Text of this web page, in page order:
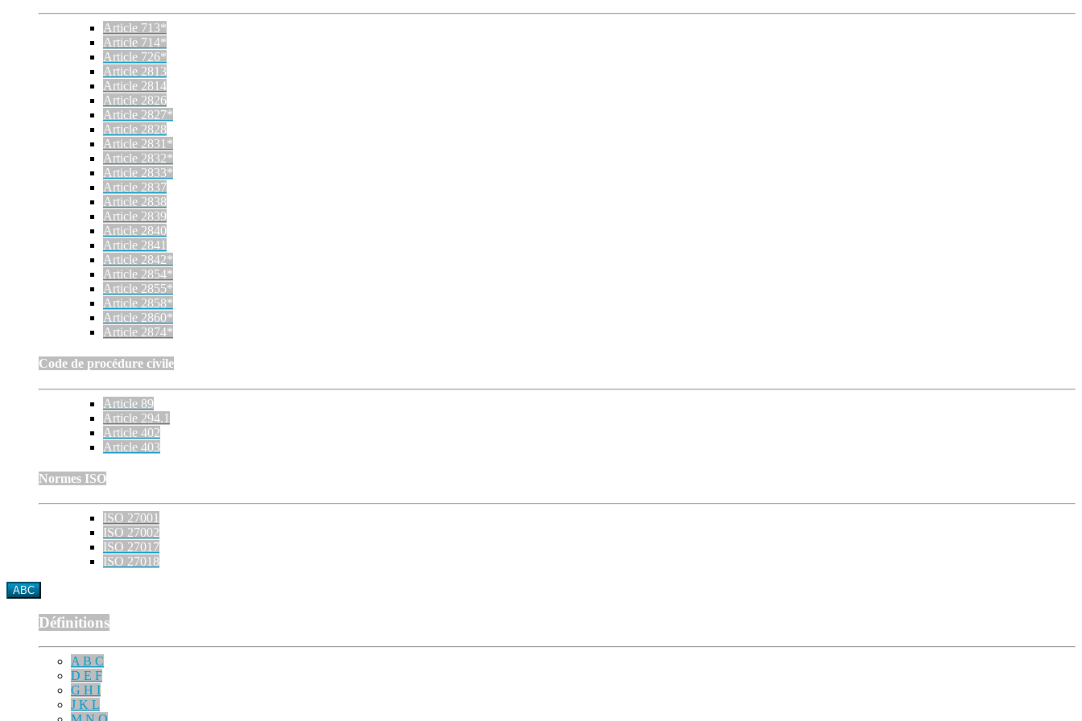
Article 713*
Article 714*
Article 726*
Article 2813
Article 2814
Article 2826
Article 2827*
Article 2828
Article 2831*
Article 2832*
Article 2833*
Article 2837
Article 2838
Article 2839
Article 2840
Article 2841
Article 2842*
Article 2854*
Article 2855*
Article 2858*
Article 2860*
Article 2874*
Code de procédure civile
Article 89
Article 294.1
Article 402
Article 403
Normes ISO
ISO 27001
ISO 27002
ISO 27017
ISO 27018
ABC
Définitions
A B C
D E F
G H I
J K L